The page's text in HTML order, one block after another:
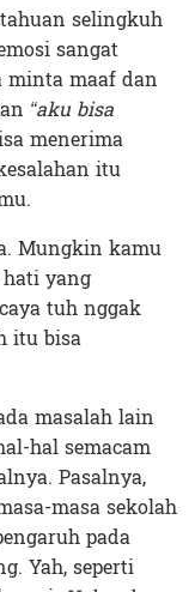
selingkuh
sangat
minta maaf dan
“aku bisa
menerima
itu
Mungkin kamu
yang
tuh nggak
itu bisa
masalah lain
hal semacam
Pasalnya,
masa sekolah
pada
Yah, seperti